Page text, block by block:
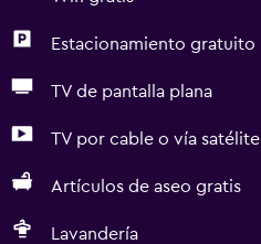
Estacionamiento gratuito
TV de pantalla plana
TV por cable o vía satélite
Artículos de aseo gratis
Lavandería